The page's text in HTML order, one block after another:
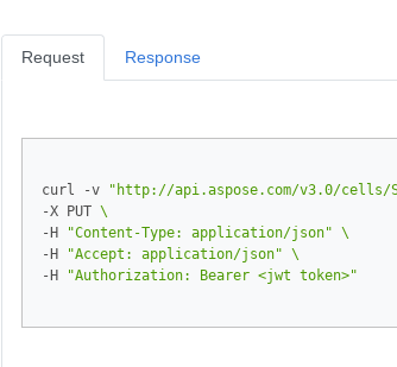
Request
curl -v "http://api.aspose.com/v3.0/cells/
-X PUT
-H
"Content-Type: application/json"
-H
"Accept: application/json"
-H
"Authorization: Bearer <jwt token>"
Response